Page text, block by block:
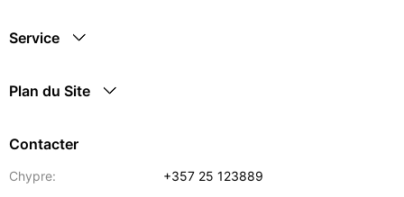
Service
Plan du Site
Contacter
Chypre:
+357 25 123889